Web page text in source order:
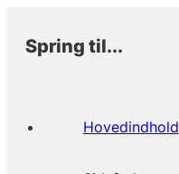
Spring til...
Hovedindhold